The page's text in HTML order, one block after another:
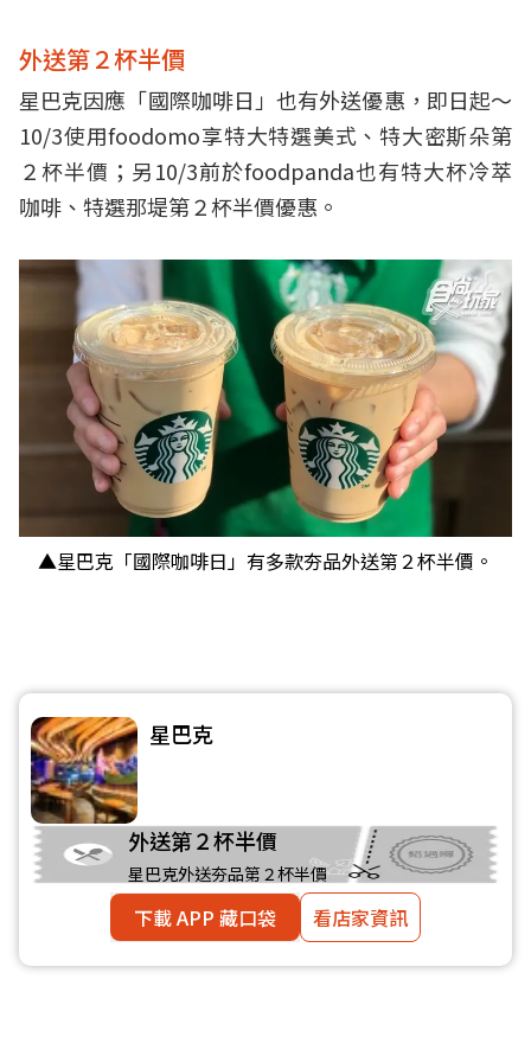
外送第２杯半價
星巴克因應「國際咖啡日」也有外送優惠，即日起～
10/3使用foodomo享特大特選美式、特大密斯朵第
２杯半價；另10/3前於foodpanda也有特大杯冷萃
咖啡、特選那堤第２杯半價優惠。
▲星巴克「國際咖啡日」有多款夯品外送第２杯半價。
星巴克
外送第２杯半價
星巴克外送夯品第２杯半價
下載 APP 藏口袋 看店家資訊